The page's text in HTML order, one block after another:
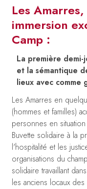
Les
immersion
Camp :
La première
et la sémantique
lieux avec comme
Les Amarres en
(hommes et familles)
personnes en
Buvette solidaire à la
l'hospitalité et les
organisations du
solidaire travaillant
les anciens locaux